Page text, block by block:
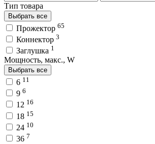
Тип товара
Выбрать все
Прожектор 65
Коннектор 3
Заглушка 1
Мощность, макс., W
Выбрать все
6 11
9 6
12 16
18 15
24 10
36 7